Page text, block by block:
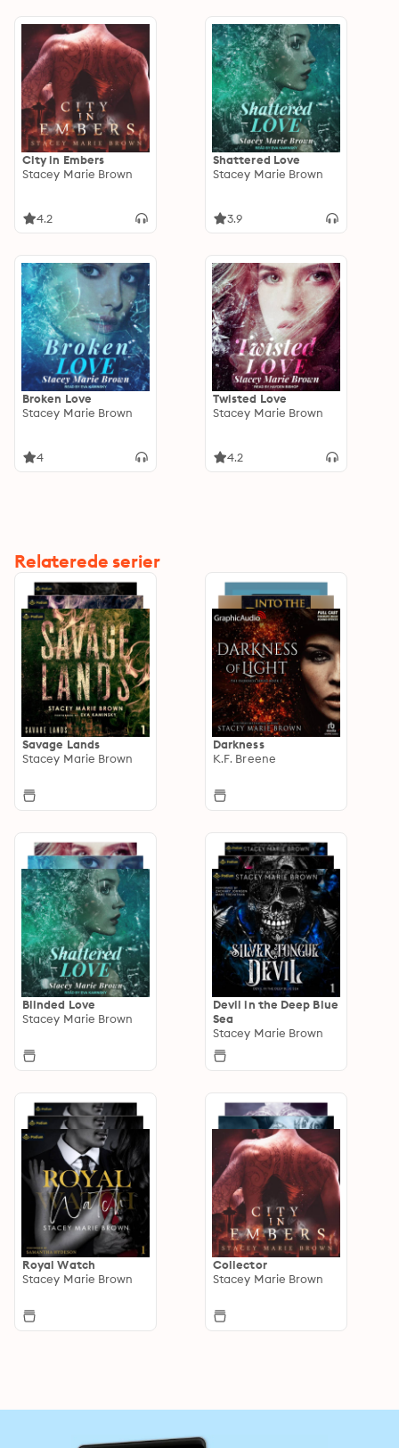
City in Embers
Stacey Marie Brown
4.2
Shattered Love
Stacey Marie Brown
3.9
Broken Love
Stacey Marie Brown
4
Twisted Love
Stacey Marie Brown
4.2
Relaterede serier
Savage Lands
Stacey Marie Brown
Darkness
K.F. Breene
Blinded Love
Stacey Marie Brown
Devil in the Deep Blue
Sea
Stacey Marie Brown
Royal Watch
Stacey Marie Brown
Collector
Stacey Marie Brown